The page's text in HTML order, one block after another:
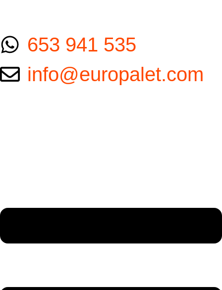
653 941 535
info@europalet.com